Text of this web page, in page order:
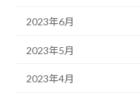
2023年6月
2023年5月
2023年4月